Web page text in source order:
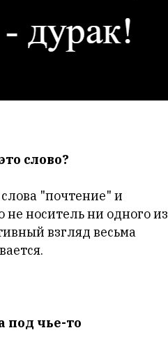
слово?
"почтение" и
носитель ни одного из
взгляд весьма
под чье-то